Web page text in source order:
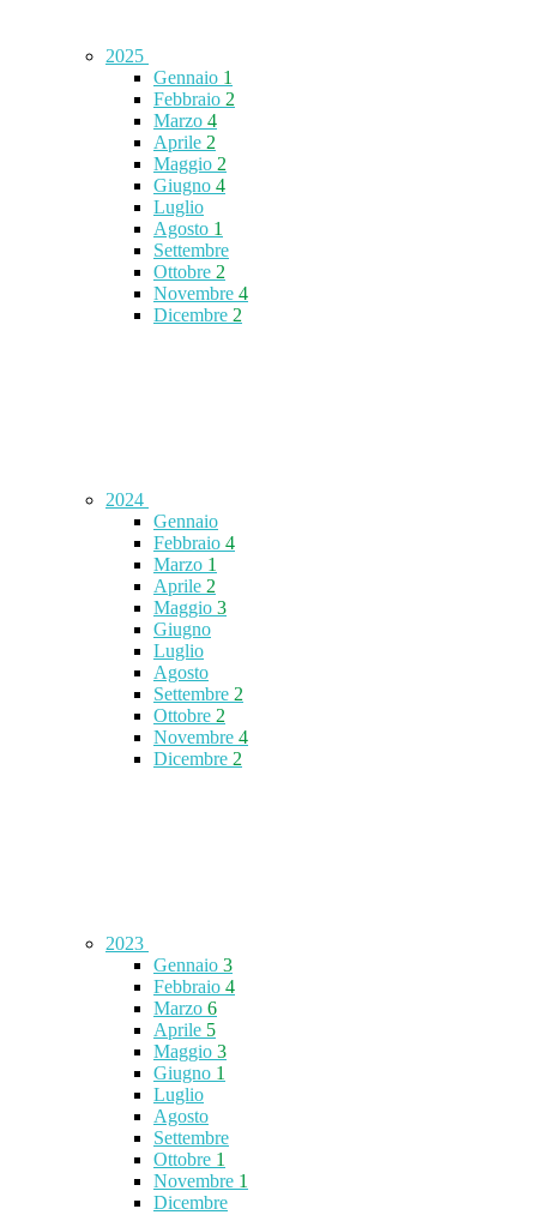
2025
Gennaio 1
Febbraio 2
Marzo 4
Aprile 2
Maggio 2
Giugno 4
Luglio
Agosto 1
Settembre
Ottobre 2
Novembre 4
Dicembre 2
2024
Gennaio
Febbraio 4
Marzo 1
Aprile 2
Maggio 3
Giugno
Luglio
Agosto
Settembre 2
Ottobre 2
Novembre 4
Dicembre 2
2023
Gennaio 3
Febbraio 4
Marzo 6
Aprile 5
Maggio 3
Giugno 1
Luglio
Agosto
Settembre
Ottobre 1
Novembre 1
Dicembre